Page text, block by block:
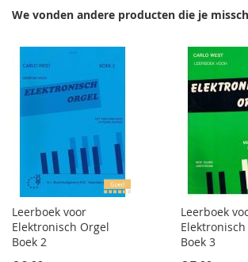
TE
VERGELIJKEN
We vonden andere producten die je
Leerboek voor
Elektronisch Orgel
Boek 2
Leerboek
Boek 3